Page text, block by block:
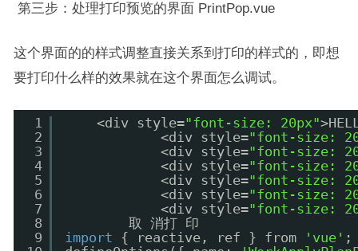
第三步：处理打印预览的界面 PrintPop.vue
这个界面的的样式调整直接关系到打印的样式的，即想
要打印什么样的效果就在这个界面怎么调试。
1
2
3
4
5
6
7
8
9
<div style="font-size: 20px"
<div style="font-size:
<div style="font-size:
<div style="font-size:
<div style="font-size:
<div style="font-size:
<div style="font-size:
取 消打 印
import
{ reactive, ref } from 'vue' ;